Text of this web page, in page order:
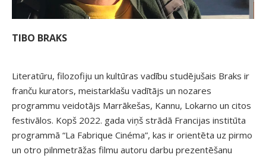
TIBO BRAKS
Literatūru, filozofiju un kultūras vadību studējušais Braks ir
franču kurators, meistarklašu vadītājs un nozares
programmu veidotājs Marrākešas, Kannu, Lokarno un citos
festivālos. Kopš 2022. gada viņš strādā Francijas institūta
programmā “La Fabrique Cinéma”, kas ir orientēta uz pirmo
un otro pilnmetrāžas filmu autoru darbu prezentēšanu